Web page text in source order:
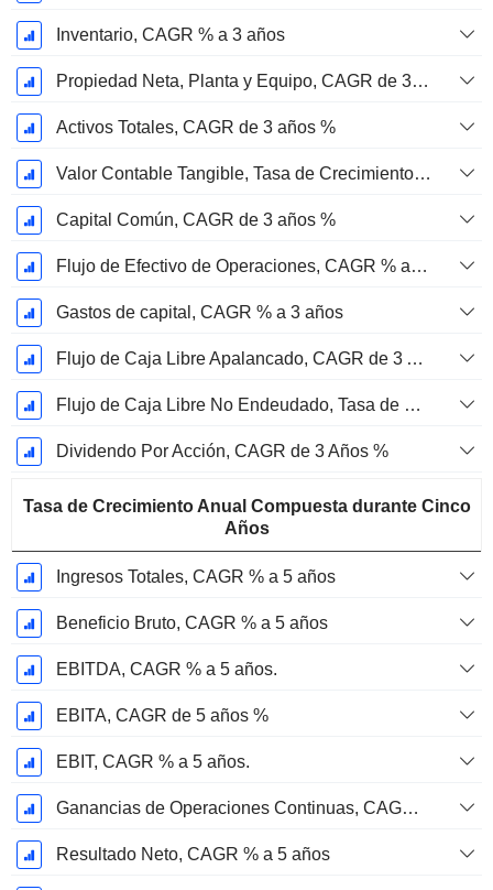
Inventario, CAGR % a 3 años
Propiedad Neta, Planta y Equipo, CAGR de 3 Años %
Activos Totales, CAGR de 3 años %
Valor Contable Tangible, Tasa de Crecimiento Anual Compuesta de 3 Años %
Capital Común, CAGR de 3 años %
Flujo de Efectivo de Operaciones, CAGR % a 3 años
Gastos de capital, CAGR % a 3 años
Flujo de Caja Libre Apalancado, CAGR de 3 Años %
Flujo de Caja Libre No Endeudado, Tasa de Crecimiento Anual Compuesta de 3 Años %
Dividendo Por Acción, CAGR de 3 Años %
Tasa de Crecimiento Anual Compuesta durante Cinco
Años
Ingresos Totales, CAGR % a 5 años
Beneficio Bruto, CAGR % a 5 años
EBITDA, CAGR % a 5 años.
EBITA, CAGR de 5 años %
EBIT, CAGR % a 5 años.
Ganancias de Operaciones Continuas, CAGR de 5 Años %
Resultado Neto, CAGR % a 5 años